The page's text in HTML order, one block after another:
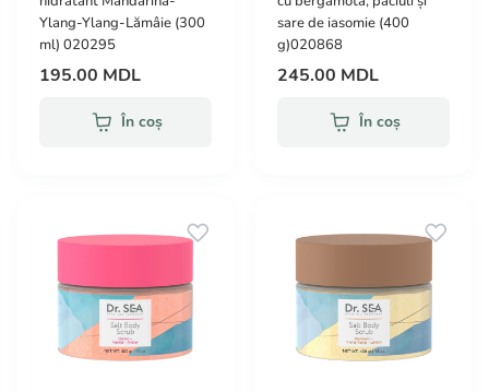
Ylang-Ylang-Lămâie (300
ml) 020295
195.00 MDL
În coș
sare de iasomie (400
g)020868
245.00 MDL
În coș